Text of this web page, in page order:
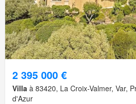
2 395 000 €
Villa à 83420, La Croix-Valmer, Var,
d'Azur